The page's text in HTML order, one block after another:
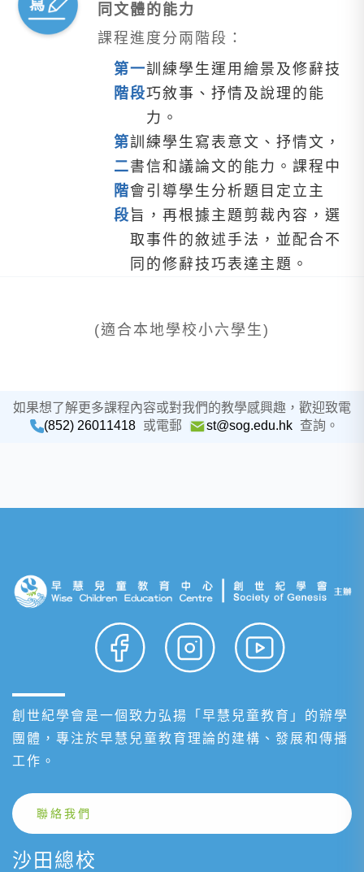
同文體的能力
課程進度分兩階段：
第一
階段
訓練學生運用繪景及修辭技
巧敘事、抒情及說理的能
力。
第
二
階
段
訓練學生寫表意文、抒情文，
書信和議論文的能力。課程中
會引導學生分析題目定立主
旨，再根據主題剪裁內容，選
取事件的敘述手法，並配合不
同的修辭技巧表達主題。
(適合本地學校小六學生)
如果想了解更多課程內容或對我們的教學感興趣，歡迎致電
(852) 26011418
或電郵 st@sog.edu.hk 查詢。
創世紀學會是一個致力弘揚「早慧兒童教育」的辦學
團體，專注於早慧兒童教育理論的建構、發展和傳播
工作。
聯絡我們
沙田總校